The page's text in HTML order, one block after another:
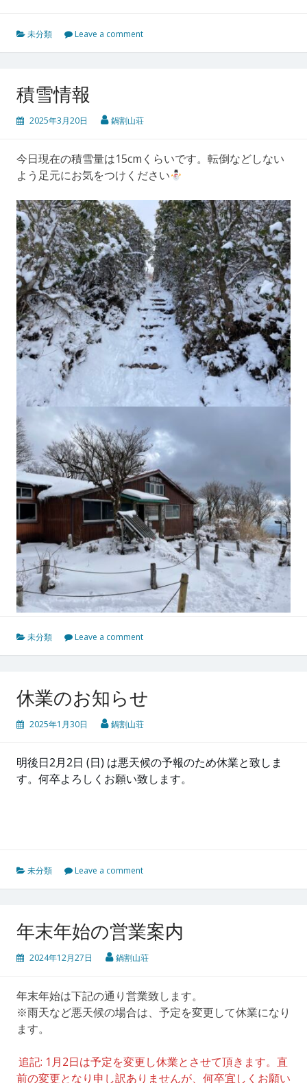
未分類 Leave a comment
積雪情報
2025年3月20日 鍋割山荘
今日現在の積雪量は15cmくらいです。転倒などしない
よう足元にお気をつけください
未分類 Leave a comment
休業のお知らせ
2025年1月30日 鍋割山荘
明後日2月2日 (日) は悪天候の予報のため休業と致しま
す。何卒よろしくお願い致します。
未分類 Leave a comment
年末年始の営業案内
2024年12月27日 鍋割山荘
年末年始は下記の通り営業致します。
※雨天など悪天候の場合は、予定を変更して休業になり
ます。
追記: 1月2日は予定を変更し休業とさせて頂きます。直
前の変更となり申し訳ありませんが、何卒宜しくお願い